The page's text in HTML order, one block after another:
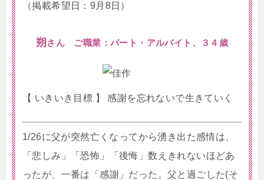
（掲載希望日：9月8日）
朔 さん ご職業：パート・アルバイト、３４歳
【 いきいき目標 】 感謝を忘れないで生きていく
1/26に父が突然亡くなってから湧き出た感情は、
「悲しみ」「恐怖」「後悔」数えきれないほどあ
ったが、一番は「感謝」だった。父と過ごした(そ